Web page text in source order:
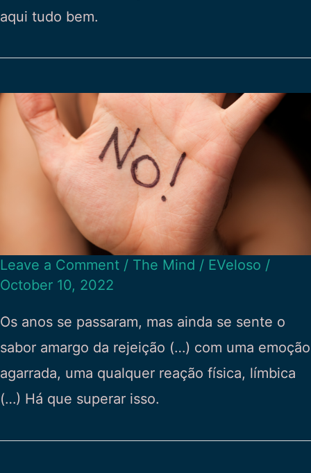
aqui tudo bem.
Leave a Comment / The Mind / EVeloso /
October 10, 2022
Os anos se passaram, mas ainda se sente o
sabor amargo da rejeição (…) com uma emoção
agarrada, uma qualquer reação física, límbica
(…) Há que superar isso.